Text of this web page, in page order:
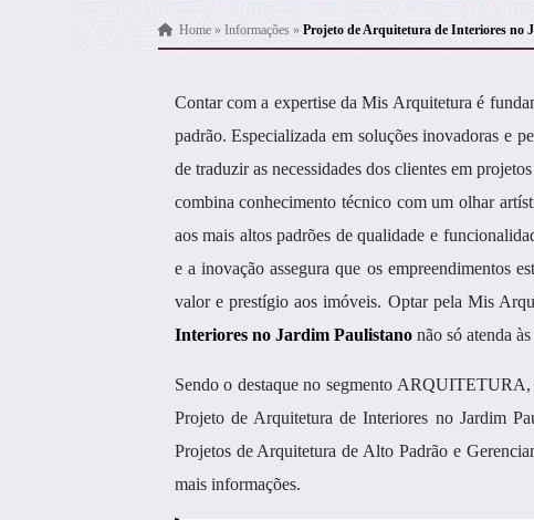
Home» Informações » Projeto de Arquitetura de Interiores no
Contar com a expertise da Mis Arquitetura é
padrão. Especializada em soluções inovadoras e
de traduzir as necessidades dos clientes em
combina conhecimento técnico com um olhar
aos mais altos padrões de qualidade e
e a inovação assegura que os empreendimentos
valor e prestígio aos imóveis. Optar pela Mis
Interiores no Jardim Paulistanonão só atenda às
Sendo o destaque no segmento
Projeto de Arquitetura de Interiores no Jardim
Projetos de Arquitetura de Alto Padrão e
mais informações.